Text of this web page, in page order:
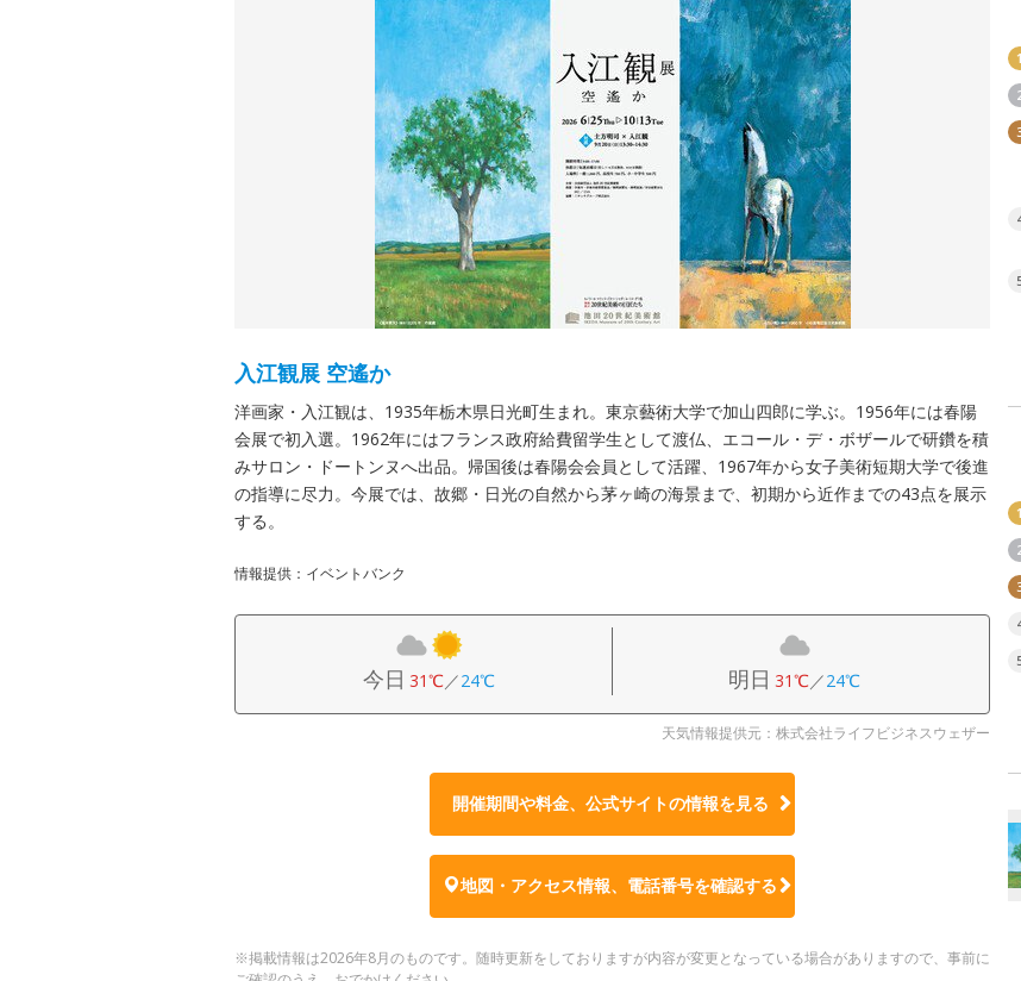
入江観展 空遙か
洋画家・入江観は、1935年栃木県日光町生まれ。東京藝術大学で加山四郎に学ぶ。1956年には春陽
会展で初入選。1962年にはフランス政府給費留学生として渡仏、エコール・デ・ボザールで研鑽を積
みサロン・ドートンヌへ出品。帰国後は春陽会会員として活躍、1967年から女子美術短期大学で後進
の指導に尽力。今展では、故郷・日光の自然から茅ヶ崎の海景まで、初期から近作までの43点を展示
する。
情報提供：イベントバンク
今日 31℃／24℃ 明日 31℃／24℃
天気情報提供元：株式会社ライフビジネスウェザー
開催期間や料金、公式サイトの情報を見る
地図・アクセス情報、電話番号を確認する
※掲載情報は2026年8月のものです。随時更新をしておりますが内容が変更となっている場合がありますので、事前に
1
1